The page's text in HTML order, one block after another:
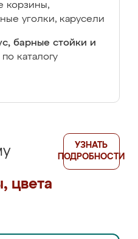
корзины,
уголки, карусели
барные стойки и
по каталогу
цвета
УЗНАТЬ
ПОДРОБНОСТИ